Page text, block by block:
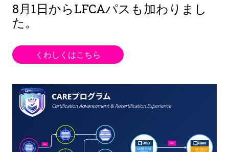
8月1日からLFCAパスも加わりまし
た。
くわしくはこちら